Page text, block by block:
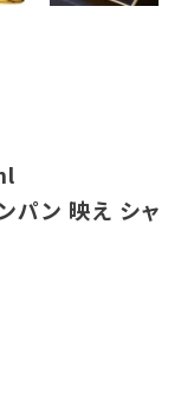
パン 映え シャ